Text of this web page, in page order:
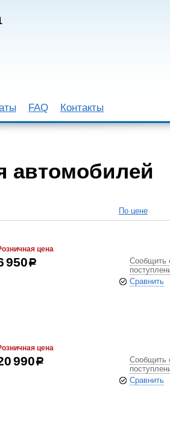
FAQ Контакты
автомобилей
По цене
цена
950р
Сообщить
Сравнить
цена
990р
Сообщить
Сравнить